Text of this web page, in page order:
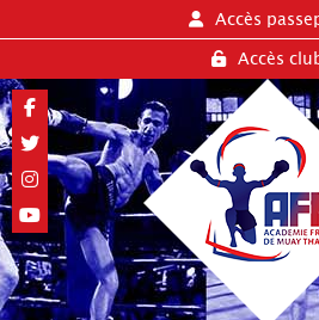
Accès
Accès